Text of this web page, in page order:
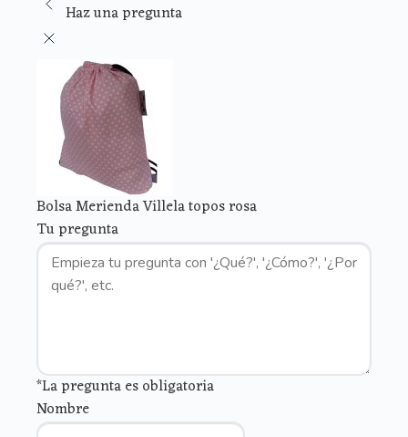
Haz una pregunta
Bolsa Merienda Villela topos rosa
Tu pregunta
*La pregunta es obligatoria
Nombre